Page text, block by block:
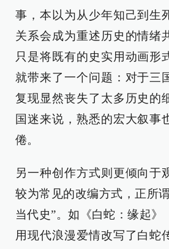
事，本以为从少年知己到生
关系会成为重述历史的情绪
只是将既有的史实用动画形
就带来了一个问题：对于三
复现显然丧失了太多历史的
国迷来说，熟悉的宏大叙事
倦。
另一种创作方式则更倾向于
较为常见的改编方式，正所
当代史”。如《白蛇：缘起》
用现代浪漫爱情改写了白蛇